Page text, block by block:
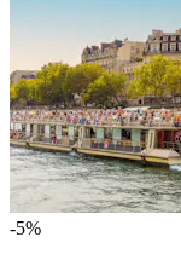
-5%